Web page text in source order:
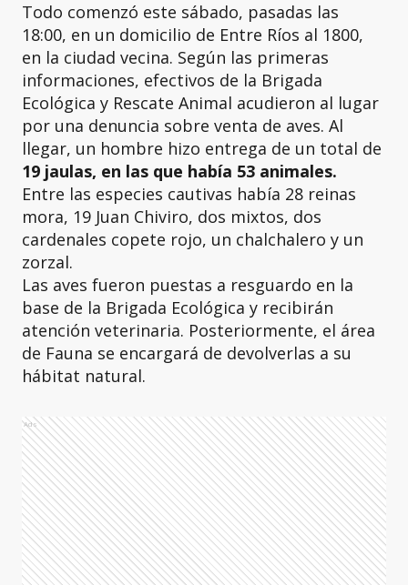
Todo comenzó este sábado, pasadas las
18:00, en un domicilio de Entre Ríos al 1800,
en la ciudad vecina. Según las primeras
informaciones, efectivos de la Brigada
Ecológica y Rescate Animal acudieron al lugar
por una denuncia sobre venta de aves. Al
llegar, un hombre hizo entrega de un total de
19 jaulas, en las que había 53 animales.
Entre las especies cautivas había 28 reinas
mora, 19 Juan Chiviro, dos mixtos, dos
cardenales copete rojo, un chalchalero y un
zorzal.
Las aves fueron puestas a resguardo en la
base de la Brigada Ecológica y recibirán
atención veterinaria. Posteriormente, el área
de Fauna se encargará de devolverlas a su
hábitat natural.
Ads